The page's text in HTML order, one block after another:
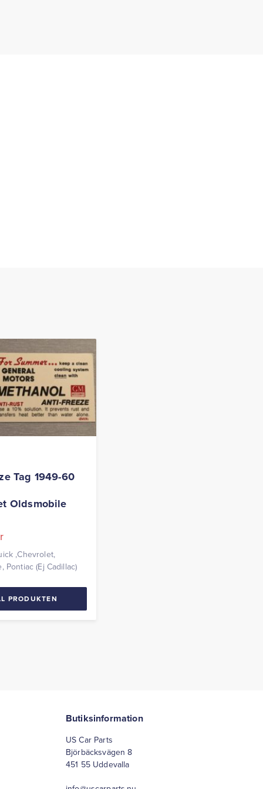
Tag 1949-60
Oldsmobile
,Chevrolet,
Pontiac (Ej Cadillac)
PRODUKTEN
Butiksinformation
US Car Parts
Björbäcksvägen 8
451 55 Uddevalla